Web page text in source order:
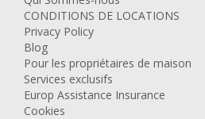
CONDITIONS DE LOCATIONS
Privacy Policy
Blog
Pour les propriétaires de maison
Services exclusifs
Europ Assistance Insurance
Cookies